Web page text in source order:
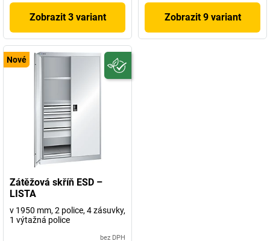
Zobrazit 3 variant Zobrazit 9 variant
Nové
Zátěžová skříň ESD –
LISTA
v 1950 mm, 2 police, 4 zásuvky,
1 výtažná police
bez DPH